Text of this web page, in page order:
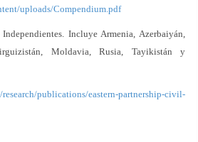
uploads/Compendium.pdf
Incluye Armenia, Azerbaiyán,
Moldavia, Rusia, Tayikistán y
publications/eastern-partnership-civil-